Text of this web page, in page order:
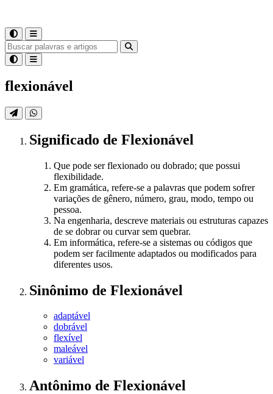
flexionável
Significado de Flexionável
Que pode ser flexionado ou dobrado; que possui
flexibilidade.
Em gramática, refere-se a palavras que podem sofrer
variações de gênero, número, grau, modo, tempo ou
pessoa.
Na engenharia, descreve materiais ou estruturas capazes
de se dobrar ou curvar sem quebrar.
Em informática, refere-se a sistemas ou códigos que
podem ser facilmente adaptados ou modificados para
diferentes usos.
Sinônimo de Flexionável
adaptável
dobrável
flexível
maleável
variável
Antônimo de Flexionável